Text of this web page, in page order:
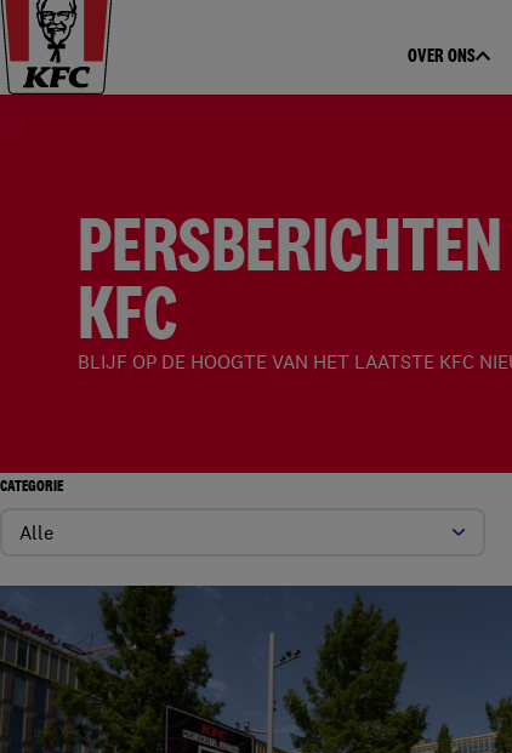
OVER ONS
KFC
BLIJF OP DE HOOGTE VAN HET LAATSTE KFC
CATEGORIE